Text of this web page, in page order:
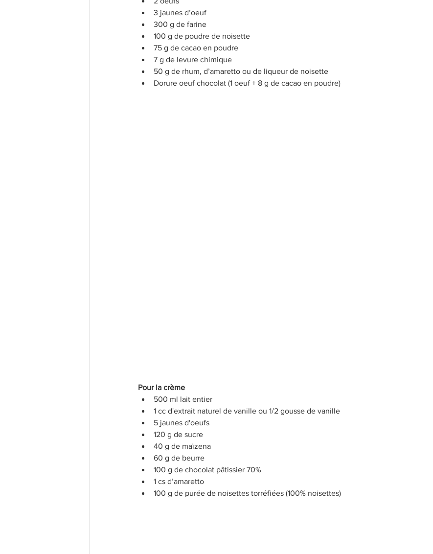
3 jaunes d’oeuf
300 g de farine
100 g de poudre de noisette
75 g de cacao en poudre
7 g de levure chimique
50 g de rhum, d’amaretto ou de liqueur de noisette
Dorure oeuf chocolat (1 oeuf + 8 g de cacao en poudre)
Pour la crème
500 ml lait entier
1 cc d'extrait naturel de vanille ou 1/2 gousse de vanille
5 jaunes d'oeufs
120 g de sucre
40 g de maïzena
60 g de beurre
100 g de chocolat pâtissier 70%
1 cs d’amaretto
100 g de purée de noisettes torréfiées (100% noisettes)